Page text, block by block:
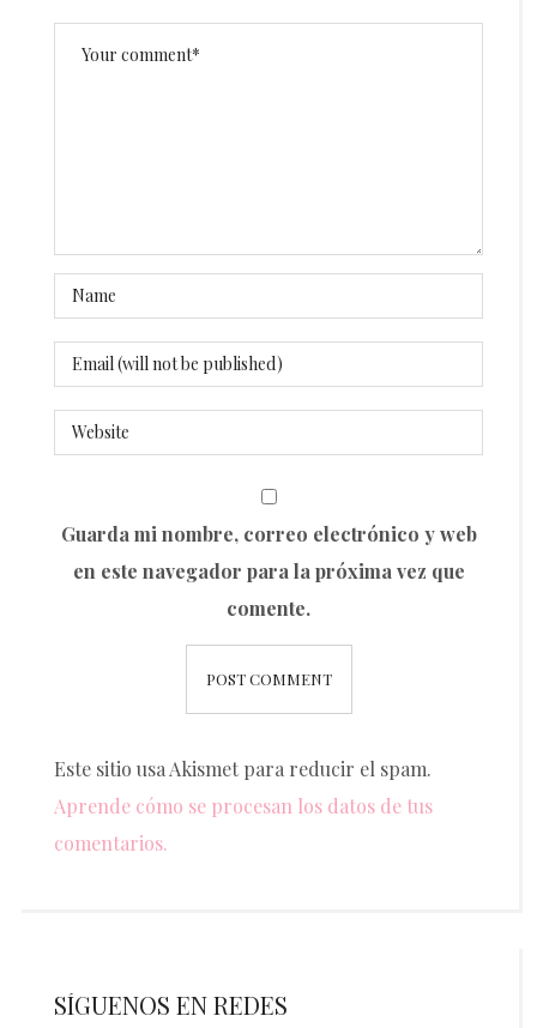
Guarda mi nombre, correo electrónico y web
en este navegador para la próxima vez que
comente.
Este sitio usa Akismet para reducir el spam.
Aprende cómo se procesan los datos de tus
comentarios.
SÍGUENOS EN REDES